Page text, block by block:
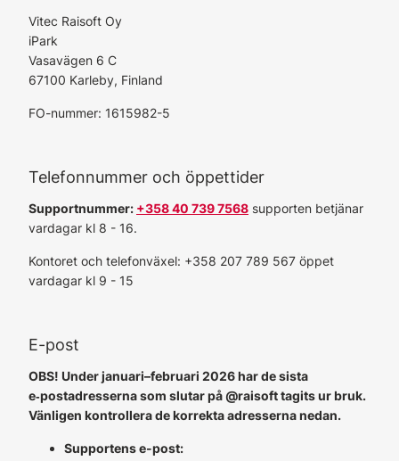
Vitec Raisoft Oy
iPark
Vasavägen 6 C
67100 Karleby, Finland
FO-nummer: 1615982-5
Telefonnummer och öppettider
Supportnummer: +358 40 739 7568 supporten betjänar
vardagar kl 8 - 16.
Kontoret och telefonväxel: +358 207 789 567 öppet
vardagar kl 9 - 15
E-post
OBS! Under januari–februari 2026 har de sista
e‑postadresserna som slutar på @raisoft tagits ur bruk.
Vänligen kontrollera de korrekta adresserna nedan.
Supportens e-post: